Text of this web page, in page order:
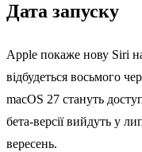
Дата запуску
Apple покаже нову Siri
відбудеться восьмого
macOS 27 стануть
бета-версії вийдуть у
вересень.